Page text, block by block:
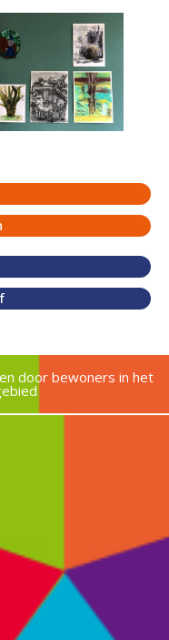
door bewoners in het